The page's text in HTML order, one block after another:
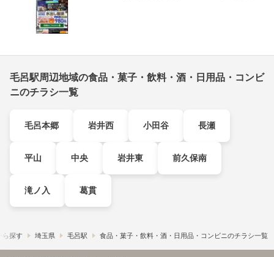
毛呂駅周辺地域の食品・菓子・飲料・酒・日用品・コンビ
ニのチラシ一覧
毛呂本郷 岩井西 小田谷 長瀬
平山 中央 岩井東 前久保南
滝ノ入 葛貫
ら探す 埼玉県 毛呂駅 食品・菓子・飲料・酒・日用品・コンビニのチラシ一覧